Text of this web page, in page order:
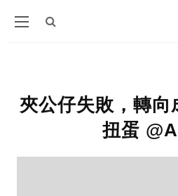
夾公仔失敗，轉向
扭蛋